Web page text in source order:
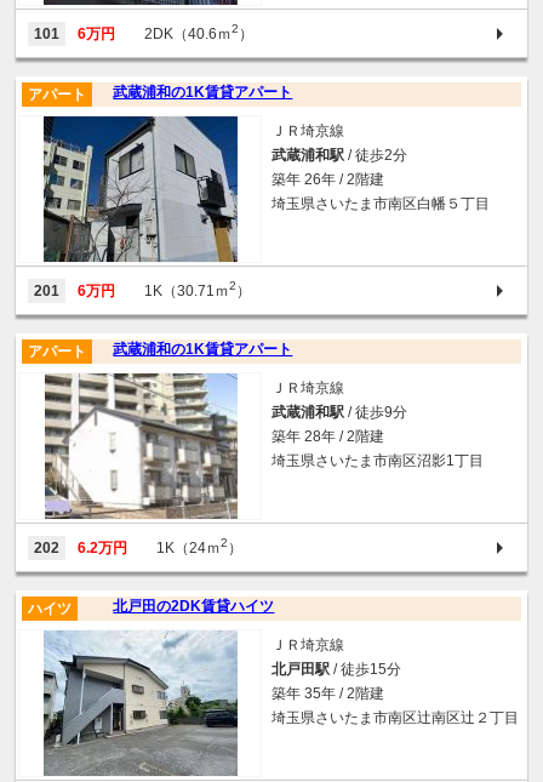
101 6万円 2DK（40.6ｍ2 ）
武蔵浦和の1K賃貸アパート
アパート
ＪＲ埼京線
武蔵浦和駅 / 徒歩2分
築年 26年 / 2階建
埼玉県さいたま市南区白幡５丁目
201 6万円 1K（30.71ｍ2 ）
武蔵浦和の1K賃貸アパート
アパート
ＪＲ埼京線
武蔵浦和駅 / 徒歩9分
築年 28年 / 2階建
埼玉県さいたま市南区沼影1丁目
202 6.2万円 1K（24ｍ2 ）
北戸田の2DK賃貸ハイツ
ハイツ
ＪＲ埼京線
北戸田駅 / 徒歩15分
築年 35年 / 2階建
埼玉県さいたま市南区辻南区辻２丁目